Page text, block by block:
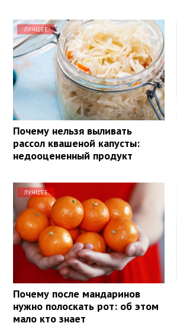
ЛУЧШЕЕ
Почему нельзя выливать
рассол квашеной капусты:
недооцененный продукт
ЛУЧШЕЕ
Почему после мандаринов
нужно полоскать рот: об этом
мало кто знает